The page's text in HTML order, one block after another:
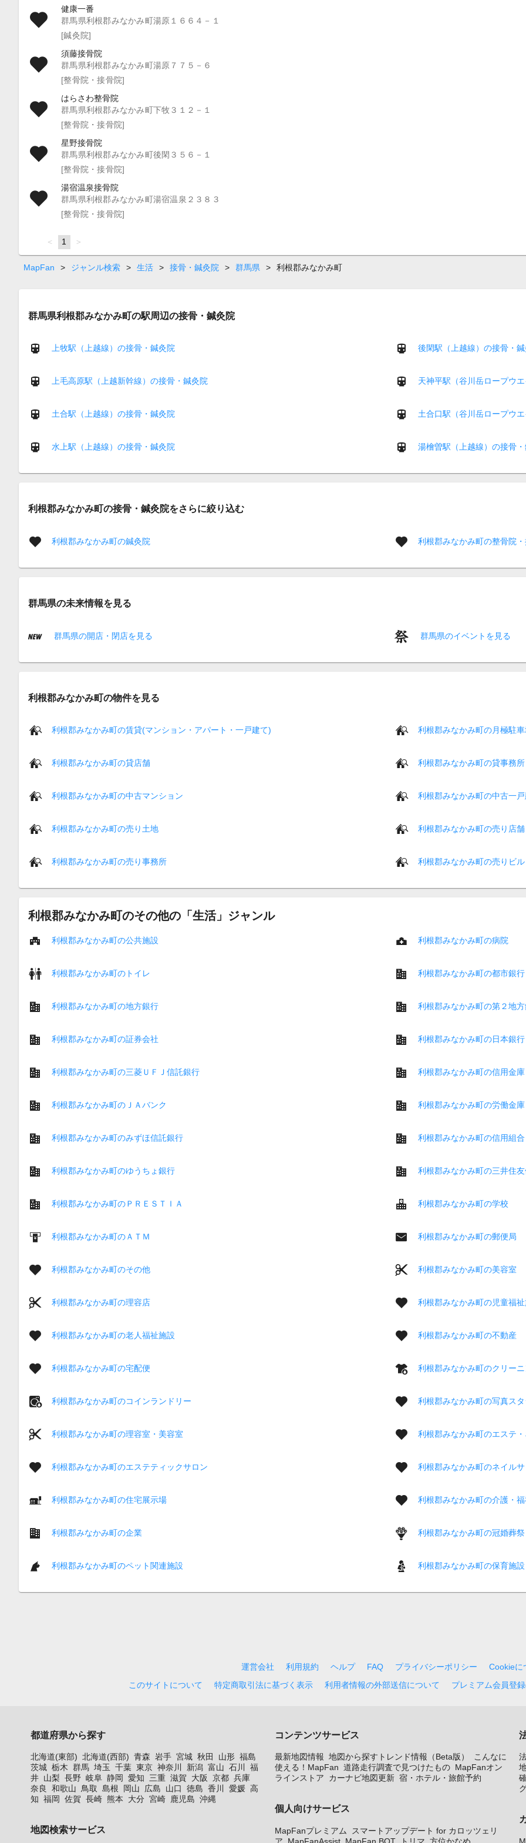
健康一番
群馬県利根郡みなかみ町湯原１６６４－１
[鍼灸院]
須藤接骨院
群馬県利根郡みなかみ町湯原７７５－６
[整骨院・接骨院]
はらさわ整骨院
群馬県利根郡みなかみ町下牧３１２－１
[整骨院・接骨院]
星野接骨院
群馬県利根郡みなかみ町後閑３５６－１
[整骨院・接骨院]
湯宿温泉接骨院
群馬県利根郡みなかみ町湯宿温泉２３８３
[整骨院・接骨院]
page
You're
on
page
1 page
MapFan > ジャンル検索 > 生活 > 接骨・鍼灸院 > 群馬県 > 利根郡みなかみ町
群馬県利根郡みなかみ町の駅周辺の接骨・鍼灸院
上牧駅（上越線）の接骨・鍼灸院 後閑駅（上越線）の接骨・
上毛高原駅（上越新幹線）の接骨・鍼灸院 天神平駅（谷川岳ロープウ
土合駅（上越線）の接骨・鍼灸院 土合口駅（谷川岳ロープウ
水上駅（上越線）の接骨・鍼灸院 湯檜曽駅（上越線）の接骨
利根郡みなかみ町の接骨・鍼灸院をさらに絞り込む
利根郡みなかみ町の鍼灸院 利根郡みなかみ町の整骨院
群馬県の未来情報を見る
群馬県の開店・閉店を見る 群馬県のイベントを見る
利根郡みなかみ町の物件を見る
利根郡みなかみ町の賃貸(マンション・アパート・一戸建て) 利根郡みなかみ町の月極駐
利根郡みなかみ町の貸店舗 利根郡みなかみ町の貸事務所
利根郡みなかみ町の中古マンション 利根郡みなかみ町の中古一
利根郡みなかみ町の売り土地 利根郡みなかみ町の売り店舗
利根郡みなかみ町の売り事務所 利根郡みなかみ町の売りビ
利根郡みなかみ町のその他の「生活」ジャンル
利根郡みなかみ町の公共施設 利根郡みなかみ町の病院
利根郡みなかみ町のトイレ 利根郡みなかみ町の都市銀行
利根郡みなかみ町の地方銀行 利根郡みなかみ町の第２地
利根郡みなかみ町の証券会社 利根郡みなかみ町の日本銀行
利根郡みなかみ町の三菱ＵＦＪ信託銀行 利根郡みなかみ町の信用金庫
利根郡みなかみ町のＪＡバンク 利根郡みなかみ町の労働金庫
利根郡みなかみ町のみずほ信託銀行 利根郡みなかみ町の信用組合
利根郡みなかみ町のゆうちょ銀行 利根郡みなかみ町の三井住
利根郡みなかみ町のＰＲＥＳＴＩＡ 利根郡みなかみ町の学校
利根郡みなかみ町のＡＴＭ 利根郡みなかみ町の郵便局
利根郡みなかみ町のその他 利根郡みなかみ町の美容室
利根郡みなかみ町の理容店 利根郡みなかみ町の児童福
利根郡みなかみ町の老人福祉施設 利根郡みなかみ町の不動産
利根郡みなかみ町の宅配便 利根郡みなかみ町のクリー
利根郡みなかみ町のコインランドリー 利根郡みなかみ町の写真ス
利根郡みなかみ町の理容室・美容室 利根郡みなかみ町のエステ
利根郡みなかみ町のエステティックサロン 利根郡みなかみ町のネイル
利根郡みなかみ町の住宅展示場 利根郡みなかみ町の介護・
利根郡みなかみ町の企業 利根郡みなかみ町の冠婚葬祭
利根郡みなかみ町のペット関連施設 利根郡みなかみ町の保育施設
運営会社 利用規約 ヘルプ FAQ プライバシーポリシー
Cookieに
このサイトについて
特定商取引法に基づく表示 利用者情報の外部送信について プレミアム会員登
都道府県から探す
北海道(東部) 北海道(西部) 青森 岩手 宮城 秋田 山形 福島
茨城 栃木 群馬 埼玉 千葉 東京 神奈川 新潟 富山 石川
福
井 山梨 長野 岐阜 静岡 愛知 三重 滋賀 大阪 京都 兵庫
奈良
和歌山 鳥取 島根 岡山 広島 山口 徳島 香川 愛媛 高
知 福岡 佐賀 長崎 熊本 大分 宮崎 鹿児島 沖縄
地図検索サービス
コンテンツサービス
最新地図情報 地図から探すトレンド情報（Beta版）
こんなに
使える！MapFan 道路走行調査で見つけたもの MapFanオン
ラインストア
カーナビ地図更新 宿・ホテル・旅館予約
個人向けサービス
MapFanプレミアム
スマートアップデート for カロッツェリ
ア
MapFanAssist MapFan BOT トリマ 方位かなめ